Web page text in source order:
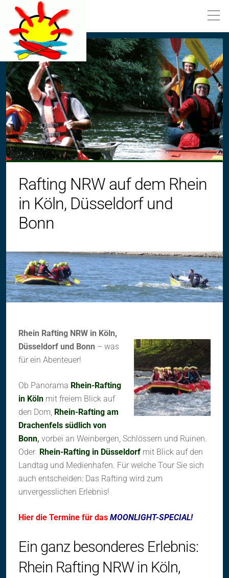
Rafting NRW auf dem Rhein
in Köln, Düsseldorf und
Bonn
Rhein Rafting NRW in Köln,
Düsseldorf und Bonn – was
für ein Abenteuer!
Ob Panorama Rhein-Rafting
in Köln mit freiem Blick auf
den Dom, Rhein-Rafting am
Drachenfels südlich von
Bonn, vorbei an Weinbergen, Schlössern und Ruinen.
Oder Rhein-Rafting in Düsseldorf mit Blick auf den
Landtag und Medienhafen. Für welche Tour Sie sich
auch entscheiden: Das Rafting wird zum
unvergesslichen Erlebnis!
Hier die Termine für das MOONLIGHT-SPECIAL!
Ein ganz besonderes Erlebnis:
Rhein Rafting NRW in Köln,